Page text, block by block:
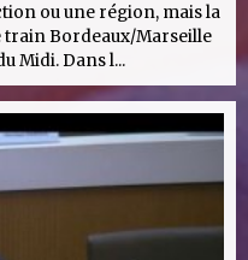
ou une région, mais la
train Bordeaux/Marseille
Midi. Dans l...